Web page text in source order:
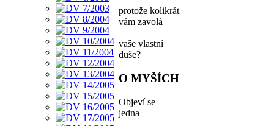
protože kolikrát
vám zavolá
vaše vlastní
duše?
O MYŠÍCH
Objeví se
jedna